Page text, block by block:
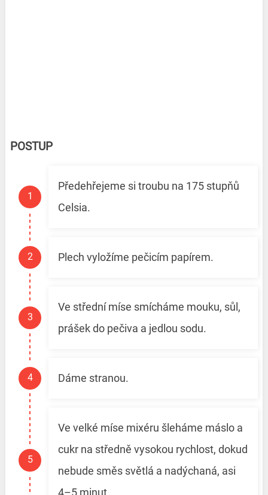
POSTUP
Předehřejeme si troubu na 175 stupňů
Celsia.
Plech vyložíme pečicím papírem.
Ve střední míse smícháme mouku, sůl,
prášek do pečiva a jedlou sodu.
Dáme stranou.
Ve velké míse mixéru šleháme máslo a
cukr na středně vysokou rychlost, dokud
nebude směs světlá a nadýchaná, asi